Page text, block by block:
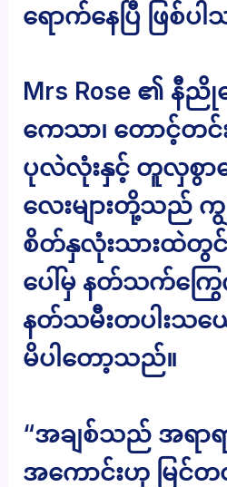
ရောက်နေပြီ ဖြစ်ပ
Mrs Rose ၏ နီညို
ကေသာ၊ တောင့်တင်
ပုလဲလုံးနှင့် တူလှစွာ
လေးများတို့သည်
စိတ်နှလုံးသားထဲတွင်
ပေါ်မှ နတ်သက်ကြွ
နတ်သမီးတပါးသယ
မိပါတော့သည်။
“အချစ်သည် အရာ
အကောင်းဟု မြင်